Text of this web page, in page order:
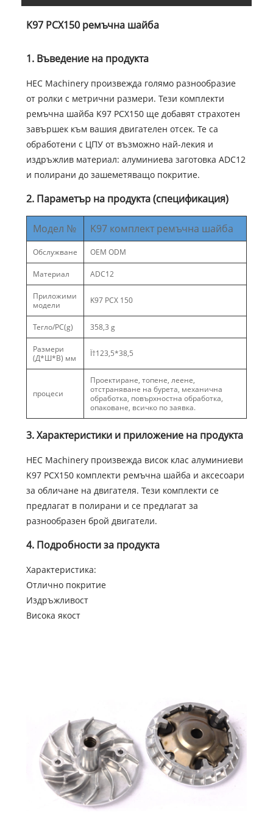
K97 PCX150 ремъчна шайба
1. Въведение на продукта
HEC Machinery произвежда голямо разнообразие
от ролки с метрични размери. Тези комплекти
ремъчна шайба K97 PCX150 ще добавят страхотен
завършек към вашия двигателен отсек. Те са
обработени с ЦПУ от възможно най-лекия и
издръжлив материал: алуминиева заготовка ADC12
и полирани до зашеметяващо покритие.
2. Параметър на продукта (спецификация)
Модел № K97 комплект ремъчна шайба
Обслужване OEM ODM
Материал ADC12
Приложими
модели
K97 PCX 150
Тегло/PC(g) 358,3 g
Размери
(Д*Ш*В) мм
Ï†123,5*38,5
процеси
Проектиране, топене, леене,
отстраняване на бурета, механична
обработка, повърхностна обработка,
опаковане, всичко по заявка.
3. Характеристики и приложение на продукта
HEC Machinery произвежда висок клас алуминиеви
K97 PCX150 комплекти ремъчна шайба и аксесоари
за обличане на двигателя. Тези комплекти се
предлагат в полирани и се предлагат за
разнообразен брой двигатели.
4. Подробности за продукта
Характеристика:
Отлично покритие
Издръжливост
Висока якост